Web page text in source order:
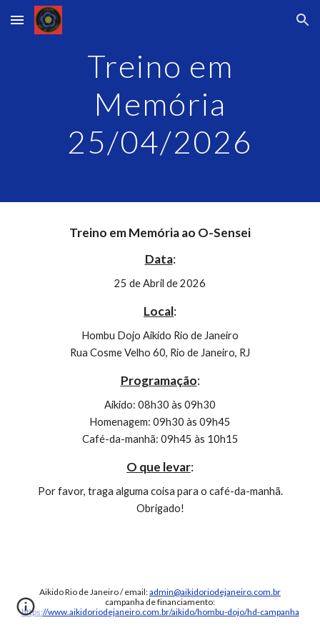
Skip to main content Skip to navigation
Treino em
Memória
25/04/2026
Treino em Memória ao O-Sensei
Data:
25 de Abril de 2026
Local:
Hombu Dojo Aikido Rio de Janeiro
Rua Cosme Velho 60, Rio de Janeiro, RJ
Programação:
Aikido: 08h30 às 09h30
Homenagem: 09h30 às 09h45
Café-da-manhã: 09h45 às 10h15
O que levar:
Por favor, traga alguma coisa para o café-da-manhã.
Obrigado!
Aikido Rio de Janeiro / email:admin@aikidoriodejaneiro.com.br
campanha de financiamento:
https://www.aikidoriodejaneiro.com.br/aikido/hombu-dojo/hd-campanha